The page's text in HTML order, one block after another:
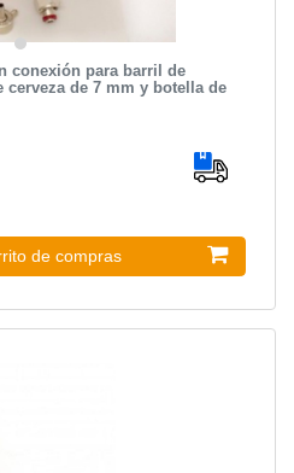
conexión para barril de
cerveza de 7 mm y botella de
de compras